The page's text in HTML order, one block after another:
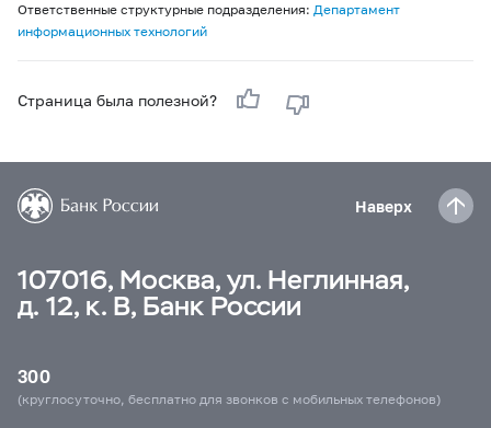
Ответственные структурные подразделения: Департамент
информационных технологий
Страница была полезной?
Наверх
107016, Москва, ул. Неглинная,
д. 12, к. В, Банк России
300
(круглосуточно, бесплатно для звонков с мобильных телефонов)